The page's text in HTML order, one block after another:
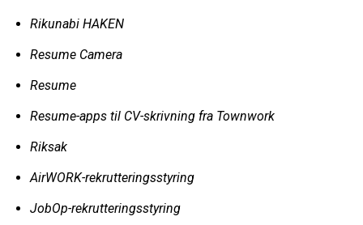
Rikunabi HAKEN
Resume Camera
Resume
Resume-apps til CV-skrivning fra Townwork
Riksak
AirWORK-rekrutteringsstyring
JobOp-rekrutteringsstyring